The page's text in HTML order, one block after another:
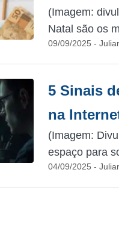
(Imagem:
Natal são os
09/09/2025 -
5 Sinais
na
(Imagem:
espaço para
04/09/2025 -